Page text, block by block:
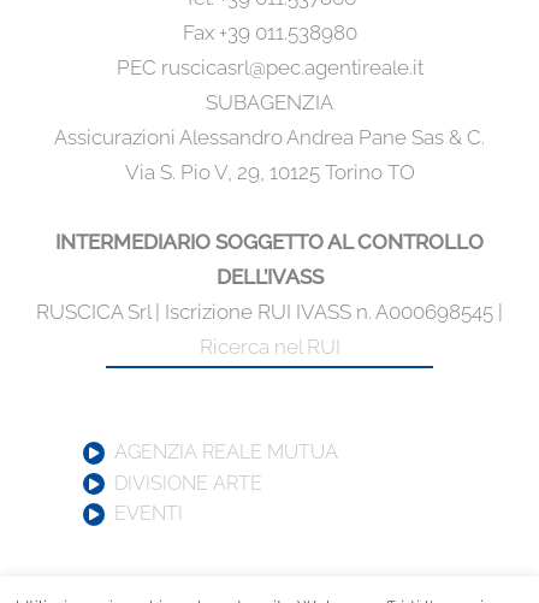
Fax +39 011.538980
PEC ruscicasrl@pec.agentireale.it
SUBAGENZIA
Assicurazioni Alessandro Andrea Pane Sas & C.
Via S. Pio V, 29, 10125 Torino TO
INTERMEDIARIO SOGGETTO AL CONTROLLO
DELL’IVASS
RUSCICA Srl | Iscrizione RUI IVASS n. A000698545 |
Ricerca nel RUI
AGENZIA REALE MUTUA
DIVISIONE ARTE
EVENTI